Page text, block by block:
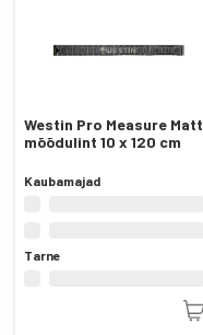
Westin Pro Measure Matt
mõõdulint 10 x 120 cm
Kaubamajad
Tarne